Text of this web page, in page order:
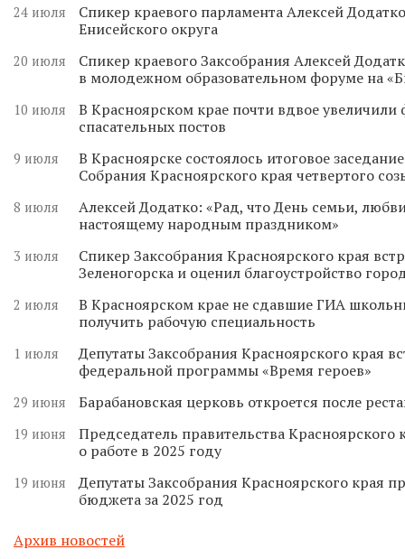
24 июля
Спикер краевого парламента Алексей
Енисейского округа
20 июля
Спикер краевого Заксобрания Алексей
в молодежном образовательном форуме на
10 июля
В Красноярском крае почти вдвое
спасательных постов
9 июля
В Красноярске состоялось итоговое
Собрания Красноярского края четвертого
8 июля
Алексей Додатко: «Рад, что День семьи,
настоящему народным праздником»
3 июля
Спикер Заксобрания Красноярского края
Зеленогорска и оценил благоустройство
2 июля
В Красноярском крае не сдавшие ГИА
получить рабочую специальность
1 июля
Депутаты Заксобрания Красноярского края
федеральной программы «Время героев»
29 июня Барабановская церковь откроется после
19 июня
Председатель правительства Красноярского
о работе в 2025 году
19 июня
Депутаты Заксобрания Красноярского края
бюджета за 2025 год
Архив новостей